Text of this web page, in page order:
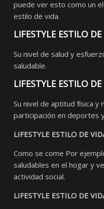
puede ver esto como un
estilo de vida.
LIFESTYLE ESTILO
Su nivel de salud y
saludable.
LIFESTYLE ESTILO
Su nivel de aptitud física y
participación en deportes
LIFESTYLE ESTILO DE
Como se come Por
saludables en el hogar y
actividad social.
LIFESTYLE ESTILO DE